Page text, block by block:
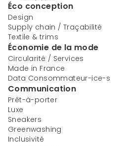
Éco conception
Design
Supply chain / Traçabilité
Textile & trims
Économie de la mode
Circularité / Services
Made in France
Data Consommateur-ice-s
Communication
Prêt-à-porter
Luxe
Sneakers
Greenwashing
Inclusivité